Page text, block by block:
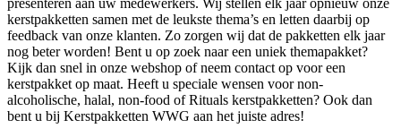
kerstpakketten samen met de leukste thema’s en letten daarbij op
feedback van onze klanten. Zo zorgen wij dat de pakketten elk jaar
nog beter worden! Bent u op zoek naar een uniek themapakket?
Kijk dan snel in onze webshop of neem contact op voor een
kerstpakket op maat. Heeft u speciale wensen voor non-
alcoholische, halal, non-food of Rituals kerstpakketten? Ook dan
bent u bij Kerstpakketten WWG aan het juiste adres!